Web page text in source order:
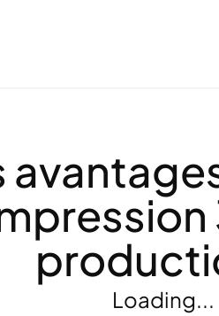
Loading...